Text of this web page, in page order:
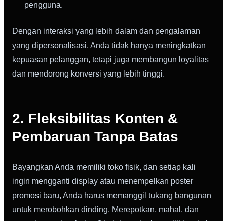
pengguna.
Dengan interaksi yang lebih dalam dan pengalaman
yang dipersonalisasi, Anda tidak hanya meningkatkan
kepuasan pelanggan, tetapi juga membangun loyalitas
dan mendorong konversi yang lebih tinggi.
2. Fleksibilitas Konten &
Pembaruan Tanpa Batas
Bayangkan Anda memiliki toko fisik, dan setiap kali
ingin mengganti display atau menempelkan poster
promosi baru, Anda harus memanggil tukang bangunan
untuk merobohkan dinding. Merepotkan, mahal, dan